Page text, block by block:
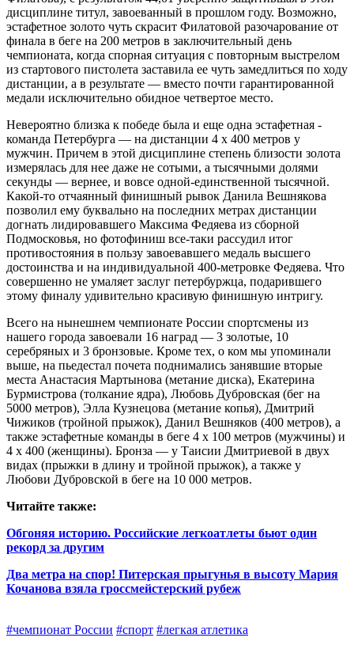
дисциплине титул, завоеванный в прошлом году. Возможно,
эстафетное золото чуть скрасит Филатовой разочарование от
финала в беге на 200 метров в заключительный день
чемпионата, когда спорная ситуация с повторным выстрелом
из стартового пистолета заставила ее чуть замедлиться по ходу
дистанции, а в результате — вместо почти гарантированной
медали исключительно обидное четвертое место.
Невероятно близка к победе была и еще одна эстафетная ­
команда Петербурга — на дистанции 4 х 400 метров у
мужчин. Причем в этой дисциплине степень близости золота
измерялась для нее даже не сотыми, а тысячными долями
секунды — вернее, и вовсе одной-единственной тысячной.
Какой‑то отчаянный финишный рывок Данила Вешнякова
позволил ему буквально на последних метрах дистанции
догнать лидировавшего Максима Федяева из сборной
Подмосковья, но фотофиниш все‑таки рассудил итог
противостояния в пользу завоевавшего медаль высшего
достоинства и на индивидуальной 400‑метровке Федяева. Что
совершенно не умаляет заслуг петербуржца, подарившего
этому финалу удивительно красивую финишную интригу.
Всего на нынешнем чемпионате России спортсмены из
нашего города завоевали 16 наград — 3 золотые, 10
серебряных и 3 бронзовые. Кроме тех, о ком мы упоминали
выше, на пьедестал почета поднимались занявшие вторые
места Анастасия Мартынова (метание диска), Екатерина
Бурмистрова (толкание ядра), Любовь Дубровская (бег на
5000 метров), Элла Кузнецова (метание копья), Дмитрий
Чижиков (тройной прыжок), Данил Вешняков (400 метров), а
также эстафетные команды в беге 4 х 100 метров (мужчины) и
4 х 400 (женщины). Бронза — у Таисии Дмитриевой в двух
видах (прыжки в длину и тройной прыжок), а также у
Любови Дубровской в беге на 10 000 метров.
Читайте также:
Обгоняя историю. Российские легкоатлеты бьют один
рекорд за другим
Два метра на спор! Питерская прыгунья в высоту Мария
Кочанова взяла гроссмейстерский рубеж
#чемпионат России #спорт #легкая атлетика